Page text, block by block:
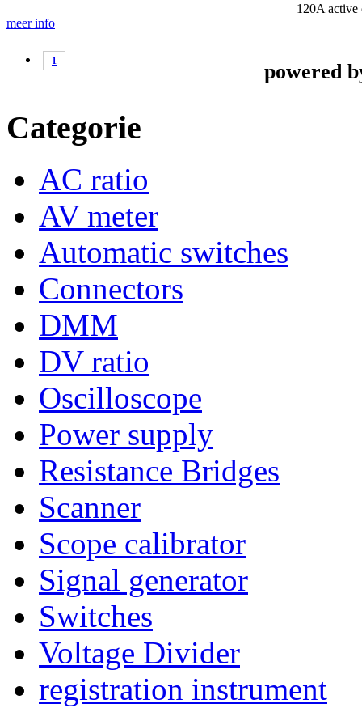
120A active
meer info
1 powered
Categorie
AC ratio
AV meter
Automatic switches
Connectors
DMM
DV ratio
Oscilloscope
Power supply
Resistance Bridges
Scanner
Scope calibrator
Signal generator
Switches
Voltage Divider
registration instrument